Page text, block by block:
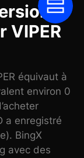
VIPER
équivaut à
environ 0
a enregistré
BingX
avec des